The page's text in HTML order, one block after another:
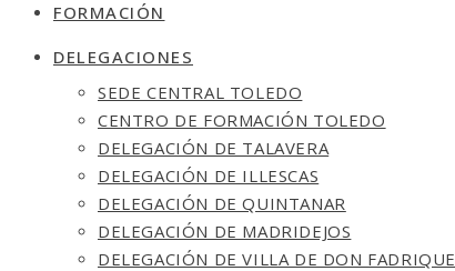
FORMACIÓN
DELEGACIONES
SEDE CENTRAL TOLEDO
CENTRO DE FORMACIÓN TOLEDO
DELEGACIÓN DE TALAVERA
DELEGACIÓN DE ILLESCAS
DELEGACIÓN DE QUINTANAR
DELEGACIÓN DE MADRIDEJOS
DELEGACIÓN DE VILLA DE DON FADRIQUE